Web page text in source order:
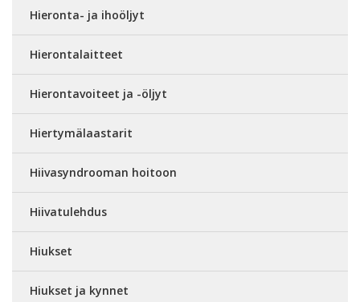
Hieronta- ja ihoöljyt
Hierontalaitteet
Hierontavoiteet ja -öljyt
Hiertymälaastarit
Hiivasyndrooman hoitoon
Hiivatulehdus
Hiukset
Hiukset ja kynnet